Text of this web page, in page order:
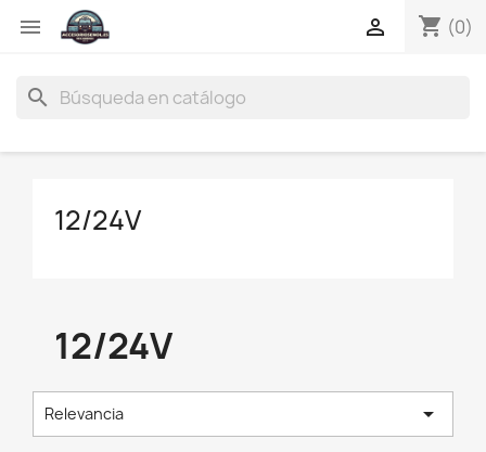
 shopping_cart (0)

search
12/24V
12/24V
Relevancia 